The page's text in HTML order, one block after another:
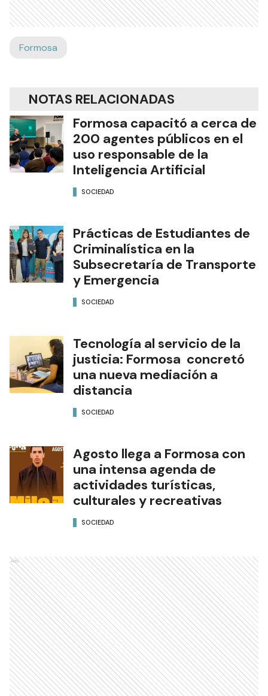
Formosa
NOTAS RELACIONADAS
Formosa capacitó a cerca de
200 agentes públicos en el
uso responsable de la
Inteligencia Artificial
SOCIEDAD
Prácticas de Estudiantes de
Criminalística en la
Subsecretaría de Transporte
y Emergencia
SOCIEDAD
Tecnología al servicio de la
justicia: Formosa concretó
una nueva mediación a
distancia
SOCIEDAD
Agosto llega a Formosa con
una intensa agenda de
actividades turísticas,
culturales y recreativas
SOCIEDAD
Ads